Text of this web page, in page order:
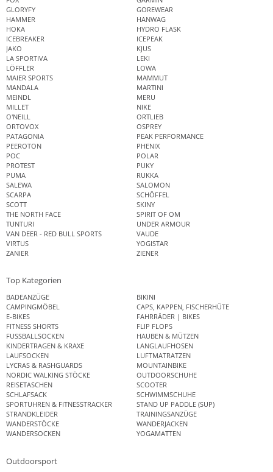
GLORYFY
GOREWEAR
HAMMER
HANWAG
HOKA
HYDRO FLASK
ICEBREAKER
ICEPEAK
JAKO
KJUS
LA SPORTIVA
LEKI
LÖFFLER
LOWA
MAIER SPORTS
MAMMUT
MANDALA
MARTINI
MEINDL
MERU
MILLET
NIKE
O'NEILL
ORTLIEB
ORTOVOX
OSPREY
PATAGONIA
PEAK PERFORMANCE
PEEROTON
PHENIX
POC
POLAR
PROTEST
PUKY
PUMA
RUKKA
SALEWA
SALOMON
SCARPA
SCHÖFFEL
SCOTT
SKINY
THE NORTH FACE
SPIRIT OF OM
TUNTURI
UNDER ARMOUR
VAN DEER - RED BULL SPORTS
VAUDE
VIRTUS
YOGISTAR
ZANIER
ZIENER
Top Kategorien
BADEANZÜGE
BIKINI
CAMPINGMÖBEL
CAPS, KAPPEN, FISCHERHÜTE
E-BIKES
FAHRRÄDER | BIKES
FITNESS SHORTS
FLIP FLOPS
FUSSBALLSOCKEN
HAUBEN & MÜTZEN
KINDERTRAGEN & KRAXE
LANGLAUFHOSEN
LAUFSOCKEN
LUFTMATRATZEN
LYCRAS & RASHGUARDS
MOUNTAINBIKE
NORDIC WALKING STÖCKE
OUTDOORSCHUHE
REISETASCHEN
SCOOTER
SCHLAFSACK
SCHWIMMSCHUHE
SPORTUHREN & FITNESSTRACKER
STAND UP PADDLE (SUP)
STRANDKLEIDER
TRAININGSANZÜGE
WANDERSTÖCKE
WANDERJACKEN
WANDERSOCKEN
YOGAMATTEN
Outdoorsport